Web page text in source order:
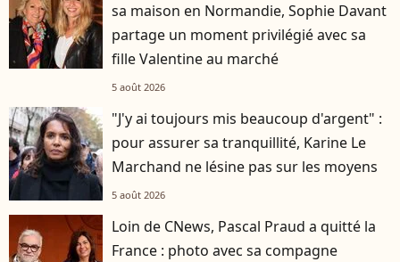
sa maison en Normandie, Sophie Davant
partage un moment privilégié avec sa
fille Valentine au marché
5 août 2026
"J'y ai toujours mis beaucoup d'argent" :
pour assurer sa tranquillité, Karine Le
Marchand ne lésine pas sur les moyens
5 août 2026
Loin de CNews, Pascal Praud a quitté la
France : photo avec sa compagne